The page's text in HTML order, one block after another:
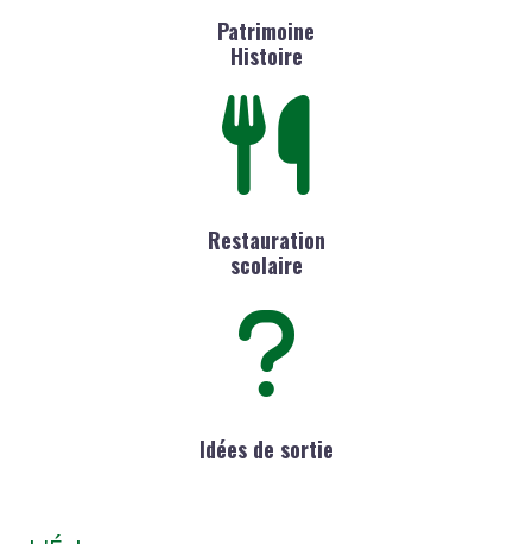
Patrimoine
Histoire
Restauration
scolaire
Idées de sortie